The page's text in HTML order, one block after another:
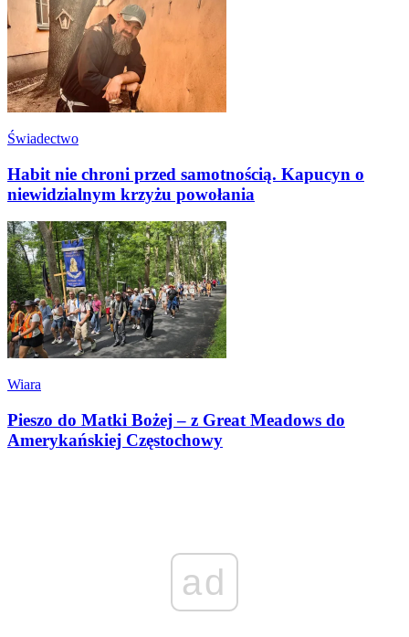
Świadectwo
Habit nie chroni przed samotnością. Kapucyn o
niewidzialnym krzyżu powołania
Wiara
Pieszo do Matki Bożej – z Great Meadows do
Amerykańskiej Częstochowy
ad